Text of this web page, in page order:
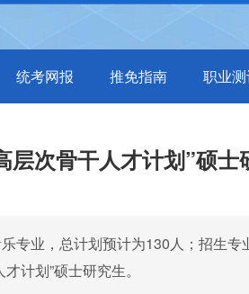
统考网报 推免指南 职业
层次骨干人才计划”硕士
专业，总计划预计为130人；招生专
计划”硕士研究生。